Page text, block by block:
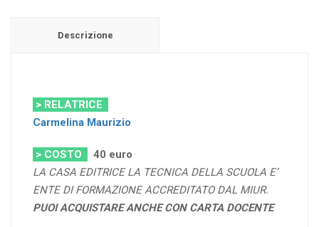
Descrizione
> RELATRICE
Carmelina Maurizio
> COSTO
40 euro
LA CASA EDITRICE LA TECNICA DELLA SCUOLA E’
ENTE DI FORMAZIONE ACCREDITATO DAL MIUR.
PUOI ACQUISTARE ANCHE CON CARTA DOCENTE